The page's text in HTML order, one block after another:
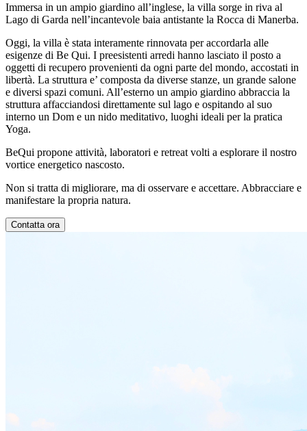
Immersa in un ampio giardino all’inglese, la villa sorge in riva al
Lago di Garda nell’incantevole baia antistante la Rocca di Manerba.
Oggi, la villa è stata interamente rinnovata per accordarla alle
esigenze di Be Qui. I preesistenti arredi hanno lasciato il posto a
oggetti di recupero provenienti da ogni parte del mondo, accostati in
libertà. La struttura e’ composta da diverse stanze, un grande salone
e diversi spazi comuni. All’esterno un ampio giardino abbraccia la
struttura affacciandosi direttamente sul lago e ospitando al suo
interno un Dom e un nido meditativo, luoghi ideali per la pratica
Yoga.
BeQui propone attività, laboratori e retreat volti a esplorare il nostro
vortice energetico nascosto.
Non si tratta di migliorare, ma di osservare e accettare. Abbracciare e
manifestare la propria natura.
Contatta ora